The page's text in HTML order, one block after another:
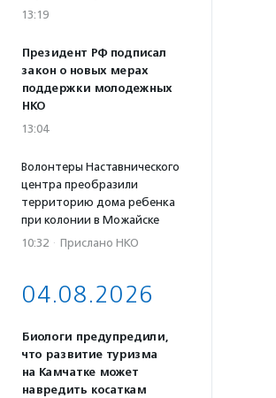
13:19
Президент РФ подписал
закон о новых мерах
поддержки молодежных
НКО
13:04
Волонтеры Наставнического
центра преобразили
территорию дома ребенка
при колонии в Можайске
10:32 · Прислано НКО
04.08.2026
Биологи предупредили,
что развитие туризма
на Камчатке может
навредить косаткам